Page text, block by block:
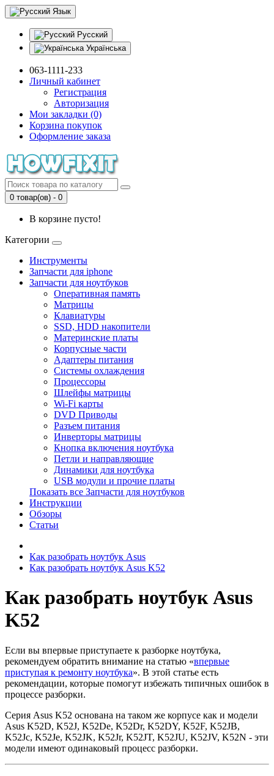
Язык
Русский
Українська
063-1111-233
Личный кабинет
Регистрация
Авторизация
Мои закладки (0)
Корзина покупок
Оформление заказа
0 товар(ов) - 0
В корзине пусто!
Категории
Инструменты
Запчасти для iphone
Запчасти для ноутбуков
Оперативная память
Матрицы
Клавиатуры
SSD, HDD накопители
Материнские платы
Корпусные части
Адаптеры питания
Системы охлаждения
Процессоры
Шлейфы матрицы
Wi-Fi карты
DVD Приводы
Разъем питания
Инверторы матрицы
Кнопка включения ноутбука
Петли и направляющие
Динамики для ноутбука
USB модули и прочие платы
Показать все Запчасти для ноутбуков
Инструкции
Обзоры
Статьи
Как разобрать ноутбук Asus
Как разобрать ноутбук Asus K52
Как разобрать ноутбук Asus
K52
Если вы впервые приступаете к разборке ноутбука,
рекомендуем обратить внимание на статью «впервые
приступая к ремонту ноутбука». В этой статье есть
рекомендации, которые помогут избежать типичных ошибок в
процессе разборки.
Серия Asus K52 основана на таком же корпусе как и модели
Asus K52D, K52J, K52De, K52Dr, K52DY, K52F, K52JB,
K52Jc, K52Je, K52JK, K52Jr, K52JT, K52JU, K52JV, K52N - эти
модели имеют одинаковый процесс разборки.